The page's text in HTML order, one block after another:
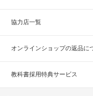
協力店一覧
オンラインショップの返品に
教科書採用特典サービス